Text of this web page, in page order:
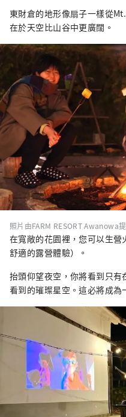
東財倉的地形像扇子一樣從
在於天空比山谷中更廣闊。
照片由FARM RESORT Awanowa
在寬敞的花園裡，您可以生
舒適的露營體驗）。
抬頭仰望夜空，你將看到只
看到的璀璨星空。這必將成為